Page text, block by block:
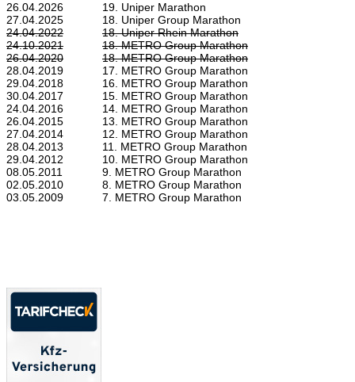
26.04.2026
19. Uniper Marathon
27.04.2025
18. Uniper Group Marathon
24.04.2022
18. Uniper Rhein Marathon
24.10.2021
18. METRO Group Marathon
26.04.2020
18. METRO Group Marathon
28.04.2019
17. METRO Group Marathon
29.04.2018
16. METRO Group Marathon
30.04.2017
15. METRO Group Marathon
24.04.2016
14. METRO Group Marathon
26.04.2015
13. METRO Group Marathon
27.04.2014
12. METRO Group Marathon
28.04.2013
11. METRO Group Marathon
29.04.2012
10. METRO Group Marathon
08.05.2011
9. METRO Group Marathon
02.05.2010
8. METRO Group Marathon
03.05.2009
7. METRO Group Marathon